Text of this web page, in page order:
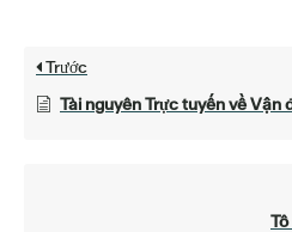
Trước
Tài nguyên Trực tuyến về Vận